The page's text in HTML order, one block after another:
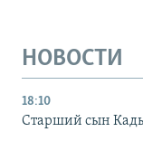
НОВОСТИ
18:10
Старший сын